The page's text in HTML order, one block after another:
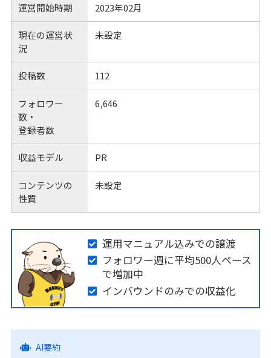
運営開始時期 2023年02月
現在の運営状
況
未設定
投稿数 112
フォロワー
数・
登録者数
6,646
収益モデル PR
コンテンツの
性質
未設定
運用マニュアル込みでの譲渡
フォロワー週に平均500人ペース
で増加中
インバウンドのみでの収益化
AI要約